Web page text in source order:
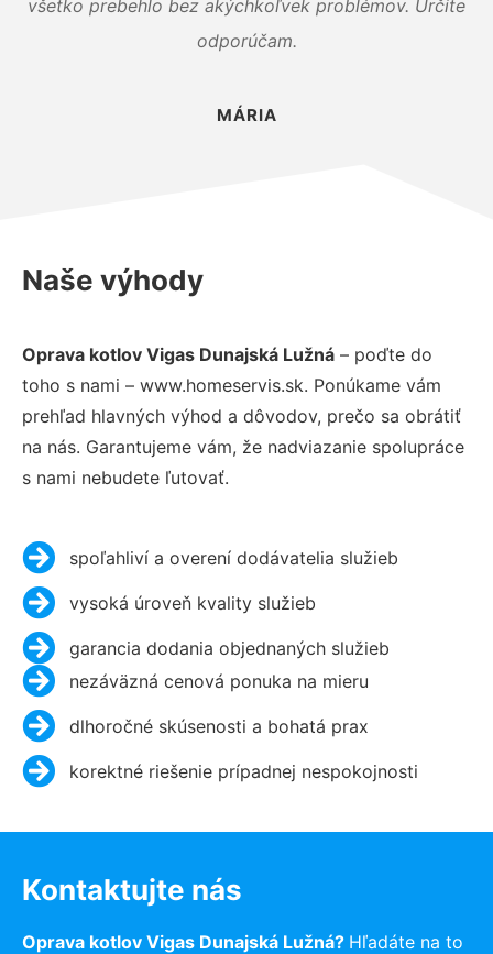
všetko prebehlo bez akýchkoľvek problémov. Určite
odporúčam.
MÁRIA
Naše výhody
Oprava kotlov Vigas Dunajská Lužná – poďte do
toho s nami – www.homeservis.sk. Ponúkame vám
prehľad hlavných výhod a dôvodov, prečo sa obrátiť
na nás. Garantujeme vám, že nadviazanie spolupráce
s nami nebudete ľutovať.
spoľahliví a overení dodávatelia služieb
vysoká úroveň kvality služieb
garancia dodania objednaných služieb
nezáväzná cenová ponuka na mieru
dlhoročné skúsenosti a bohatá prax
korektné riešenie prípadnej nespokojnosti
Kontaktujte nás
Oprava kotlov Vigas Dunajská Lužná? Hľadáte na to